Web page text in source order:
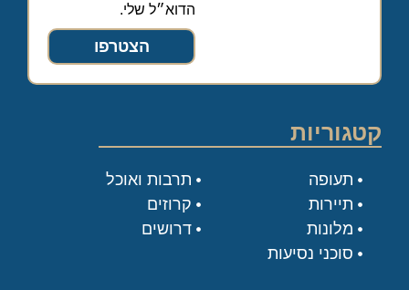
הדוא״ל שלי.
הצטרפו
קטגוריות
תעופה
תיירות
מלונות
סוכני נסיעות
תרבות ואוכל
קרוזים
דרושים